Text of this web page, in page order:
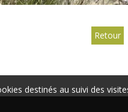
Retour
destinés au suivi des